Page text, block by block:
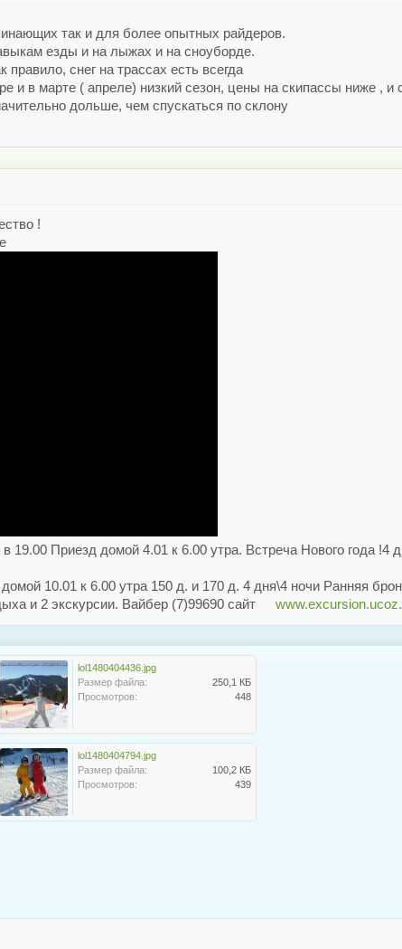
так и для более опытных райдеров.
езды и на лыжах и на сноуборде.
правило, снег на трассах есть всегда
и в марте ( апреле) низкий сезон, цены на скипассы ниже , и
дольше, чем спускаться по склону
!
19.00 Приезд домой 4.01 к 6.00 утра. Встреча Нового года !4
10.01 к 6.00 утра 150 д. и 170 д. 4 дня\4 ночи Ранняя
и 2 экскурсии. Вайбер (7)99690 сайт
lol1480404436.jpg
Размер файла:
250,1 КБ
Просмотров:
448
lol1480404794.jpg
Размер файла:
100,2 КБ
Просмотров:
439